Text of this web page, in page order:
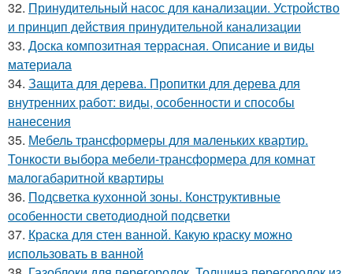
32. Принудительный насос для канализации. Устройство
и принцип действия принудительной канализации
33. Доска композитная террасная. Описание и виды
материала
34. Защита для дерева. Пропитки для дерева для
внутренних работ: виды, особенности и способы
нанесения
35. Мебель трансформеры для маленьких квартир.
Тонкости выбора мебели-трансформера для комнат
малогабаритной квартиры
36. Подсветка кухонной зоны. Конструктивные
особенности светодиодной подсветки
37. Краска для стен ванной. Какую краску можно
использовать в ванной